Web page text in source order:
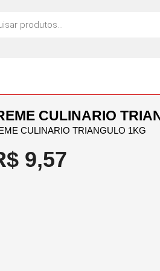
CULINARIO
CULINARIO TRIANGULO 1KG
9,57